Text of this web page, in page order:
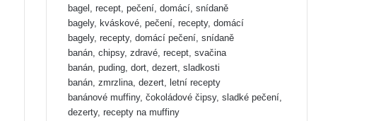
bagel, recept, pečení, domácí, snídaně
bagely, kváskové, pečení, recepty, domácí
bagely, recepty, domácí pečení, snídaně
banán, chipsy, zdravé, recept, svačina
banán, puding, dort, dezert, sladkosti
banán, zmrzlina, dezert, letní recepty
banánové muffiny, čokoládové čipsy, sladké pečení,
dezerty, recepty na muffiny